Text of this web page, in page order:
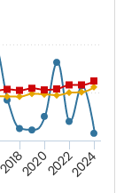
2018202020222024